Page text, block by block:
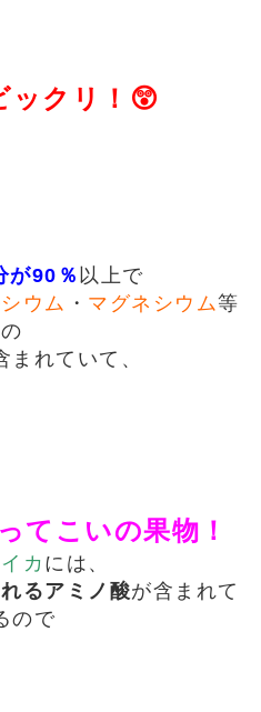
ックリ！😲
が90％ 以上で
ウム ・ マグネシウム等
の
まれていて、
てこいの果物！
カ には、
るアミノ酸が含まれて
ので